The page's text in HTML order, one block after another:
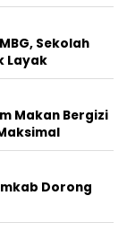
Sekolah
Layak
Makan Bergizi
Dorong